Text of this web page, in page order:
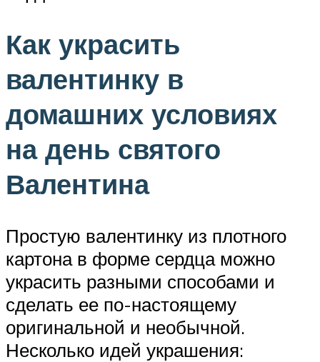
Как украсить
валентинку в
домашних условиях
на день святого
Валентина
Простую валентинку из плотного
картона в форме сердца можно
украсить разными способами и
сделать ее по-настоящему
оригинальной и необычной.
Несколько идей украшения: